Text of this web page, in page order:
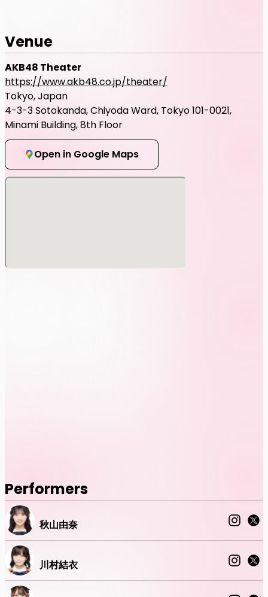
Venue
AKB48 Theater
https://www.akb48.co.jp/theater/
Tokyo, Japan
4-3-3 Sotokanda, Chiyoda Ward, Tokyo 101-0021,
Minami Building, 8th Floor
Open in Google Maps
Performers
秋山由奈
川村結衣